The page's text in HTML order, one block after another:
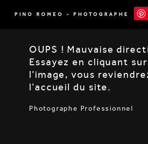
PINO ROMEO - PHOTOGRAPHE
OUPS ! Mauvaise
Essayez en cliquant sur
l'image, vous
l'accueil du site.
Photographe Professionnel